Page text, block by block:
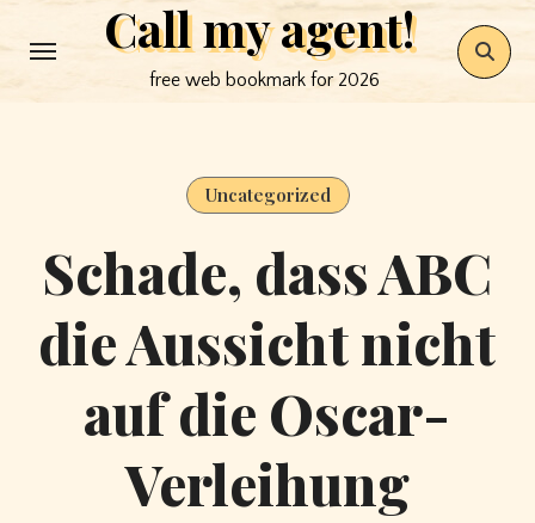
to
Call my agent!
free web bookmark for 2026
Uncategorized
Schade, dass ABC
die Aussicht nicht
auf die Oscar-
Verleihung